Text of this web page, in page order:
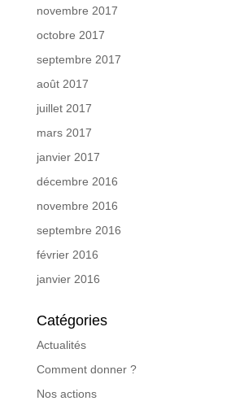
novembre 2017
octobre 2017
septembre 2017
août 2017
juillet 2017
mars 2017
janvier 2017
décembre 2016
novembre 2016
septembre 2016
février 2016
janvier 2016
Catégories
Actualités
Comment donner ?
Nos actions